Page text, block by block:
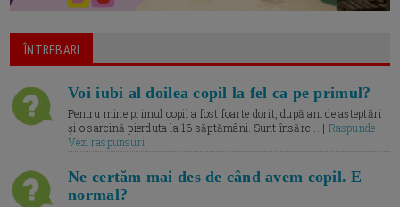
ÎNTREBARI
Voi iubi al doilea copil la fel ca pe primul?
Pentru mine primul copil a fost foarte dorit, după ani de așteptări
și o sarcină pierduta la 16 săptămâni. Sunt însărc... | Raspunde |
Vezi raspunsuri
Ne certăm mai des de când avem copil. E
normal?